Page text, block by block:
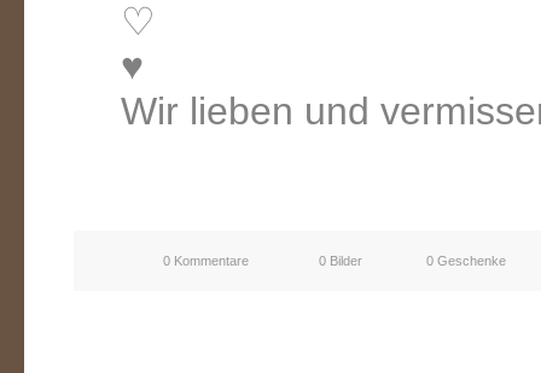
♡
♥
Wir lieben und
0 Kommentare 0 Bilder 0 Geschenke